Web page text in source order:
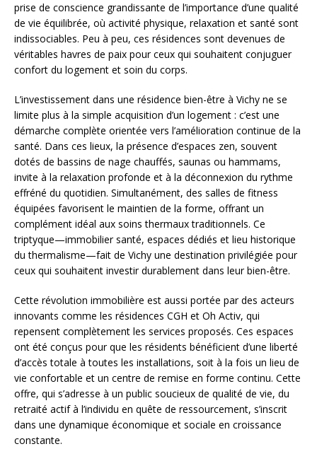
prise de conscience grandissante de l’importance d’une qualité
de vie équilibrée, où activité physique, relaxation et santé sont
indissociables. Peu à peu, ces résidences sont devenues de
véritables havres de paix pour ceux qui souhaitent conjuguer
confort du logement et soin du corps.
L’investissement dans une résidence bien-être à Vichy ne se
limite plus à la simple acquisition d’un logement : c’est une
démarche complète orientée vers l’amélioration continue de la
santé. Dans ces lieux, la présence d’espaces zen, souvent
dotés de bassins de nage chauffés, saunas ou hammams,
invite à la relaxation profonde et à la déconnexion du rythme
effréné du quotidien. Simultanément, des salles de fitness
équipées favorisent le maintien de la forme, offrant un
complément idéal aux soins thermaux traditionnels. Ce
triptyque—immobilier santé, espaces dédiés et lieu historique
du thermalisme—fait de Vichy une destination privilégiée pour
ceux qui souhaitent investir durablement dans leur bien-être.
Cette révolution immobilière est aussi portée par des acteurs
innovants comme les résidences CGH et Oh Activ, qui
repensent complètement les services proposés. Ces espaces
ont été conçus pour que les résidents bénéficient d’une liberté
d’accès totale à toutes les installations, soit à la fois un lieu de
vie confortable et un centre de remise en forme continu. Cette
offre, qui s’adresse à un public soucieux de qualité de vie, du
retraité actif à l’individu en quête de ressourcement, s’inscrit
dans une dynamique économique et sociale en croissance
constante.